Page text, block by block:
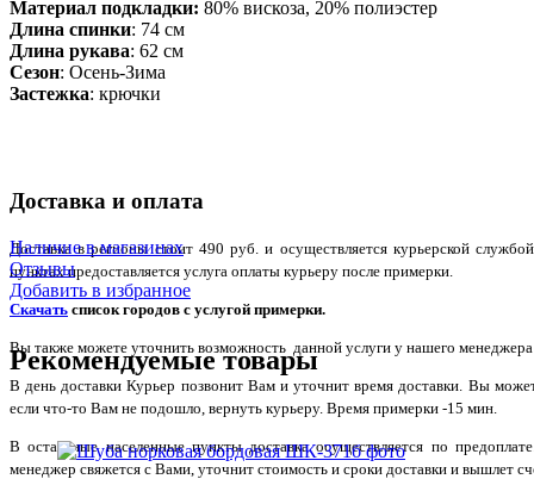
Материал подкладки: 80% вискоза, 20% полиэстер
Длина спинки: 74 см
Длина рукава: 62 см
Сезон: Осень-Зима
Застежка: крючки
Доставка и оплата
Доставка в регионы стоит 490 руб. и осуществляется курьерской
пунктах предоставляется услуга оплаты курьеру после примерки.
Скачать список городов с услугой примерки.
Вы также можете уточнить возможность данной услуги у нашего
В день доставки Курьер позвонит Вам и уточнит время доставки. Вы
если что-то Вам не подошло, вернуть курьеру. Время примерки -15 мин.
В остальные населенные пункты доставка осуществляется по
менеджер свяжется с Вами, уточнит стоимость и сроки доставки и вышлет
Наличие в магазинах
Отзывы
Добавить в избранное
Рекомендуемые товары